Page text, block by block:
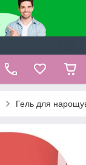
Гель для